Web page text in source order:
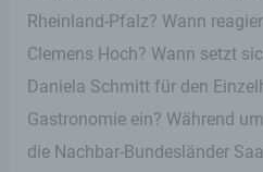
Rheinland-Pfalz? Wann
Clemens Hoch? Wann setzt
Daniela Schmitt für den
Gastronomie ein? Während
die Nachbar-Bundesländer